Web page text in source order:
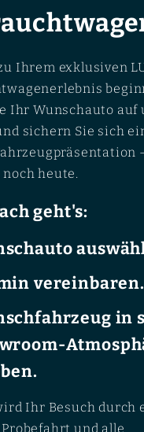
Ihrem exklusiven
Ihr Wunschauto auf
sichern Sie sich
heute.
geht's:
vereinbaren.
in
Ihr Besuch durch
und alle